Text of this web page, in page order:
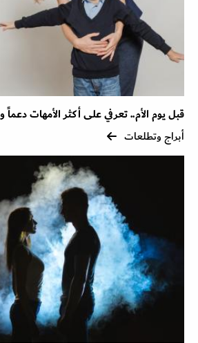
قبل يوم الأم.. تعرفي على أكثر الأمهات
أبراج وتطلعات